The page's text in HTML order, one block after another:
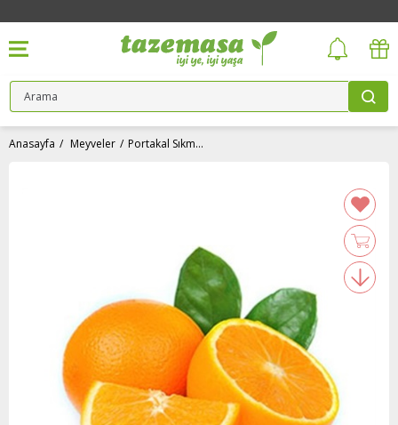
Anasayfa Meyveler Portakal Sıkmalık, Adana (kg)